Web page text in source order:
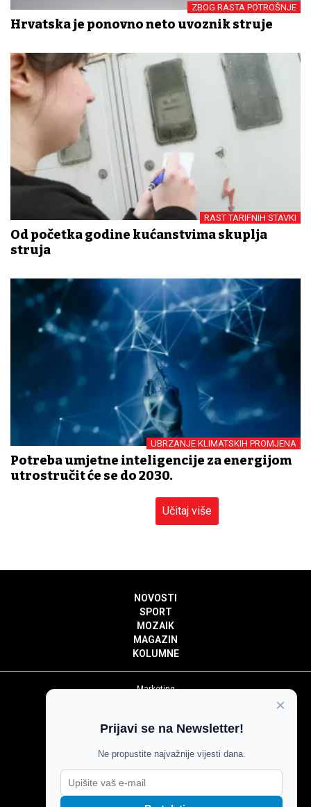
ZBOG RASTA POTROŠNJE
Hrvatska je ponovno neto uvoznik struje
RAST TARIFNIH STAVKI
Od početka godine kućanstvima skuplja
struja
UBRZANJE KLIMATSKIH PROMJENA
Potreba umjetne inteligencije za energijom
utrostručit će se do 2030.
Učitaj više
NOVOSTI
SPORT
MOZAIK
MAGAZIN
KOLUMNE
Marketing
Impressum
Pravila komentiranja
Agroglas
×
Prijavi se na Newsletter!
Ne propustite najvažnije vijesti dana.